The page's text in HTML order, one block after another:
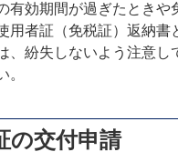
有効期間が過ぎたとき
用者証（免税証）返納書
、紛失しないよう注意
。
の交付申請